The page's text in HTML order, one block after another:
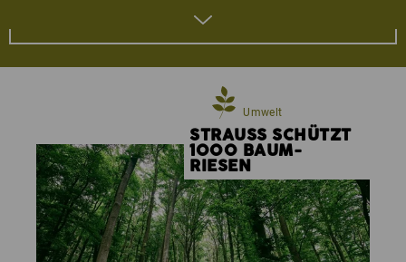
Umweltengagement sehen wir als fortwährende sowie
selbstverständliche unternehmerische Verantwortung
Produktherstellungsprozess bis hin zur Logistik und
Verpackungsentsorgung treiben wir Schritt für Schritt
neue umweltschonende Entwicklungen und Ideen
voran.
Umwelt
STRAUSS SCHÜTZT
1000 BAUM­
RIESEN